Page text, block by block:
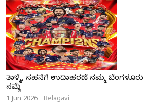
ತಾಳ್ಮೆ, ಸಹನೆಗೆ ಉದಾಹರಣೆ ನಮ್ಮ
ನಮ್ದೆ
1 Jun 2026 Belagavi